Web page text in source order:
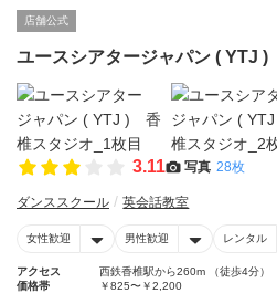
店舗公式
ユースシアタージャパン ( YTJ
3.11 写真 28枚
ダンススクール 英会話教室
女性歓迎 男性歓迎 レンタル
アクセス
西鉄香椎駅から260m （徒歩4分）
価格帯
￥825〜￥2,200